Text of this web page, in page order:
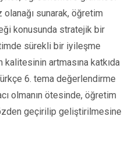
sunarak, öğretim
konusunda stratejik bir
sürekli bir iyileşme
artmasına katkıda
6. tema değerlendirme
olmanın ötesinde, öğretim
geçirilip geliştirilmesine